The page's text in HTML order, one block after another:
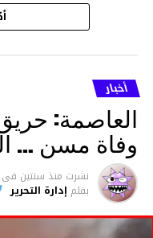
هذا وقد تمكن
هلال في توقيت
والقبض عليه
ما نُسبه إليه.
متابعة
قسم الاخبار
أخبار
العاصمة:
وفاة مسن …
نشرت منذ سنتين فى
بقلم إدارة التحرير